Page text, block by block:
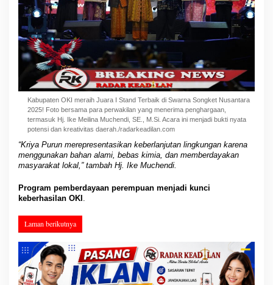
Kabupaten OKI meraih Juara I Stand Terbaik di Swarna Songket Nusantara
2025! Foto bersama para perwakilan yang menerima penghargaan,
termasuk Hj. Ike Meilina Muchendi, SE., M.Si. Acara ini menjadi bukti nyata
potensi dan kreativitas daerah./radarkeadilan.com
“Kriya Purun merepresentasikan keberlanjutan lingkungan karena
menggunakan bahan alami, bebas kimia, dan memberdayakan
masyarakat lokal,” tambah Hj. Ike Muchendi.
Program pemberdayaan perempuan menjadi kunci
keberhasilan OKI .
Laman berikutnya